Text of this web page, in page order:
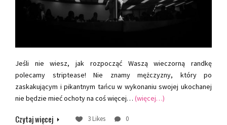
Jeśli nie wiesz, jak rozpocząć Waszą wieczorną randkę
polecamy striptease! Nie znamy mężczyzny, który po
zaskakującym i pikantnym tańcu w wykonaniu swojej ukochanej
nie będzie mieć ochoty na coś więcej… (więcej…)
Czytaj więcej 3 Likes 0